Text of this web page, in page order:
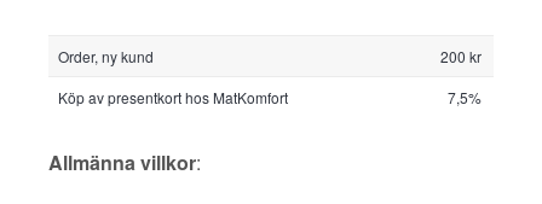
Order, ny kund
200 kr
Köp av presentkort hos MatKomfort
7,5%
Allmänna villkor: